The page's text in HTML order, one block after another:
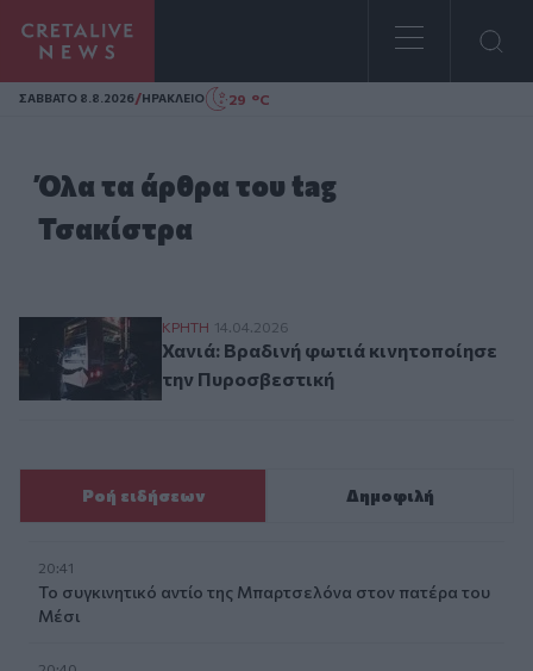
Homepage
ΣAΒΒΑΤΟ 8.8.2026/ΗΡΑΚΛΕΙΟ 29 °C
Όλα τα άρθρα του tag
Τσακίστρα
Χανιά: Βραδινή φωτιά κινητοποίησε την
ΚΡΗΤΗ 14.04.2026
Χανιά: Βραδινή φωτιά κινητοποίησε
την Πυροσβεστική
Ροή ειδήσεων Δημοφιλή
20:41
Το συγκινητικό αντίο της Μπαρτσελόνα στον πατέρα του
Μέσι